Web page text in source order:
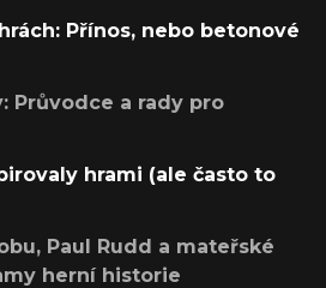
Přínos, nebo betonové
Průvodce a rady pro
hrami (ale často to
Paul Rudd a mateřské
herní historie